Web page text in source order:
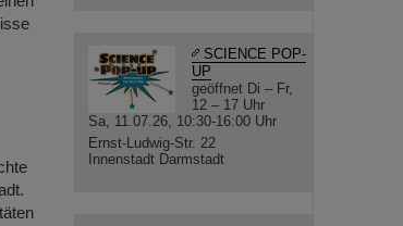
SCIENCE POP-
UP
geöffnet Di – Fr,
12 – 17 Uhr
Sa, 11.07.26, 10:30-16:00 Uhr
Ernst-Ludwig-Str. 22
Innenstadt Darmstadt